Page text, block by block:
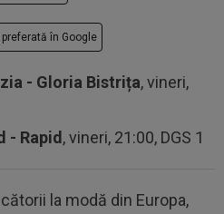
în Google
- Gloria Bistrița, vineri,
- Rapid, vineri, 21:00, DGS 1
la modă din Europa,